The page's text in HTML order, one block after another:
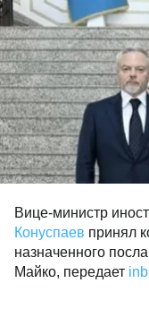
Вице-министр
Конуспаев принял
назначенного
Майко, передает